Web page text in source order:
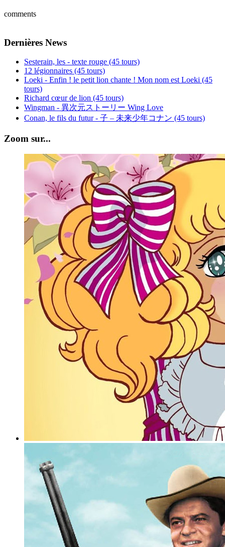
comments
Dernières News
Sesterain, les - texte rouge (45 tours)
12 légionnaires (45 tours)
Loeki - Enfin ! le petit lion chante ! Mon nom est Loeki (45
tours)
Richard cœur de lion (45 tours)
Wingman - 異次元ストーリー Wing Love
Conan, le fils du futur - 子 – 未来少年コナン (45 tours)
Zoom sur...